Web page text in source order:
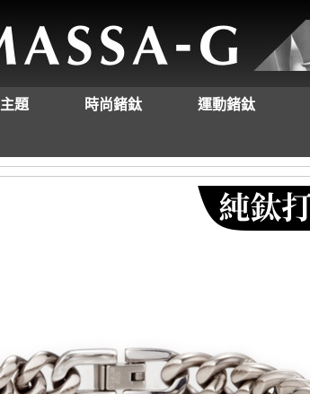
主題 時尚鍺鈦 運動鍺鈦